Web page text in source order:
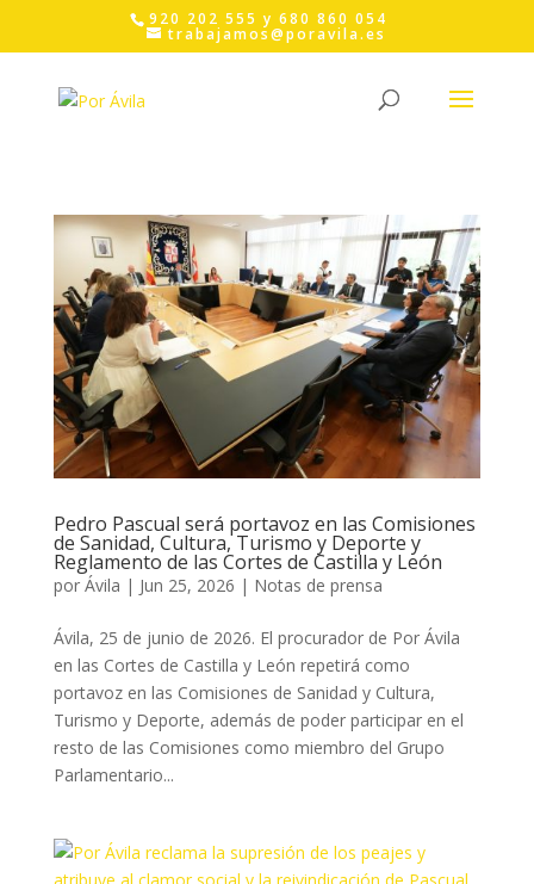
content
920 202 555 y 680 860 054
trabajamos@poravila.es
Pedro Pascual será portavoz en las Comisiones
de Sanidad, Cultura, Turismo y Deporte y
Reglamento de las Cortes de Castilla y León
por Ávila | Jun 25, 2026 | Notas de prensa
Ávila, 25 de junio de 2026. El procurador de Por Ávila
en las Cortes de Castilla y León repetirá como
portavoz en las Comisiones de Sanidad y Cultura,
Turismo y Deporte, además de poder participar en el
resto de las Comisiones como miembro del Grupo
Parlamentario...